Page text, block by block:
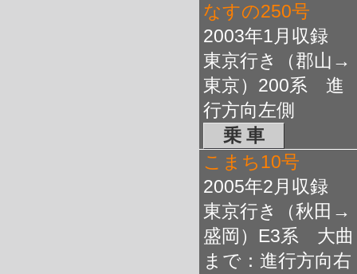
なすの250号
2003年1月収録
東京行き（郡山→
東京）200系 進
行方向左側
乗 車
こまち10号
2005年2月収録
東京行き（秋田→
盛岡）E3系 大曲
まで：進行方向右